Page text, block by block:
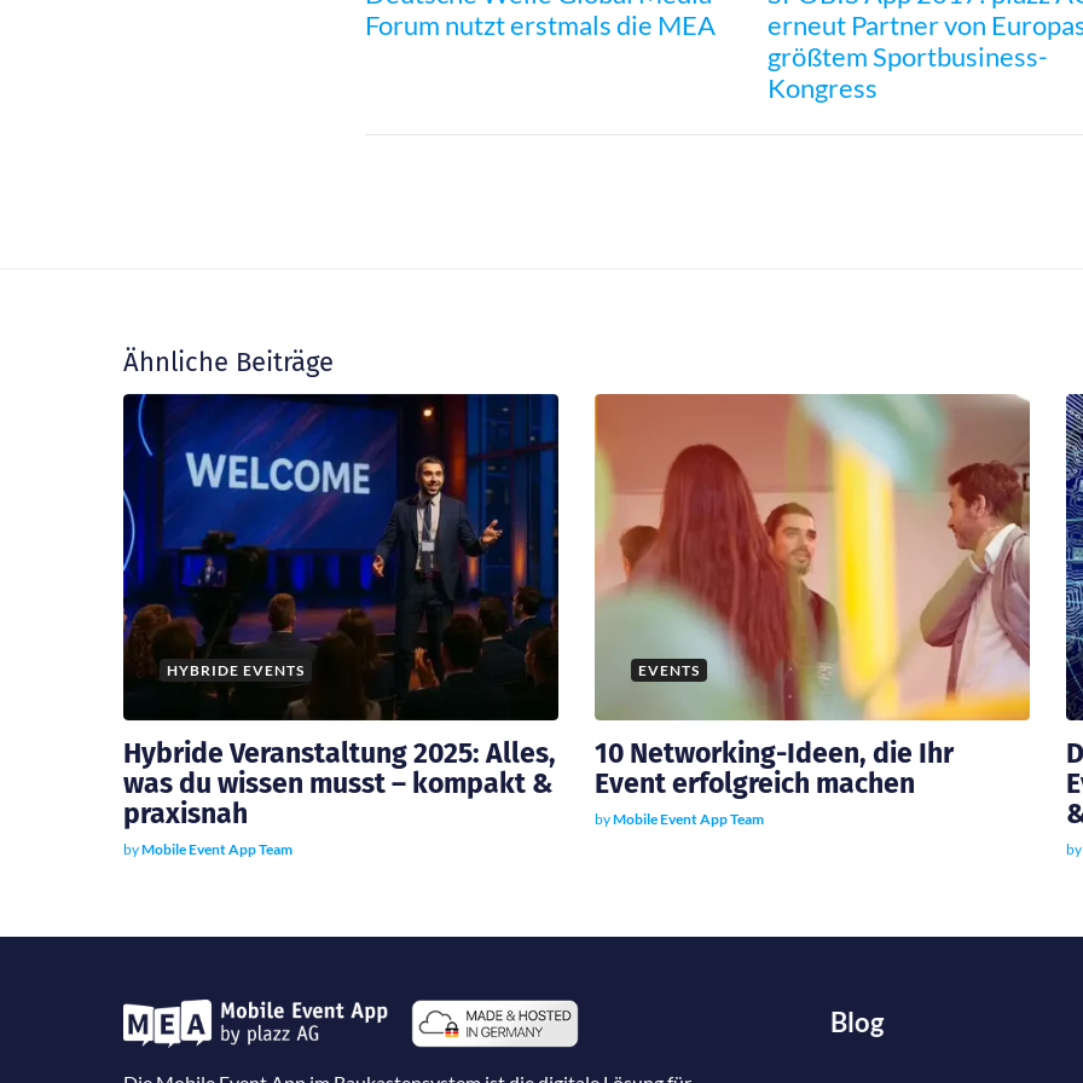
Forum nutzt erstmals die MEA
erneut Partner von
größtem Sportbusiness-
Kongress
Ähnliche Beiträge
HYBRIDE EVENTS
Hybride Veranstaltung 2025: Alles,
was du wissen musst – kompakt &
praxisnah
byMobile Event App Team
EVENTS
10 Networking-Ideen, die Ihr
Event erfolgreich machen
byMobile Event App Team
by
Blog